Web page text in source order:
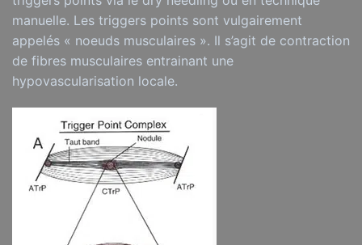
manuelle. Les triggers points sont vulgairement
appelés « noeuds musculaires ». Il s’agit de contraction
de fibres musculaires entrainant une
hypovascularisation locale.